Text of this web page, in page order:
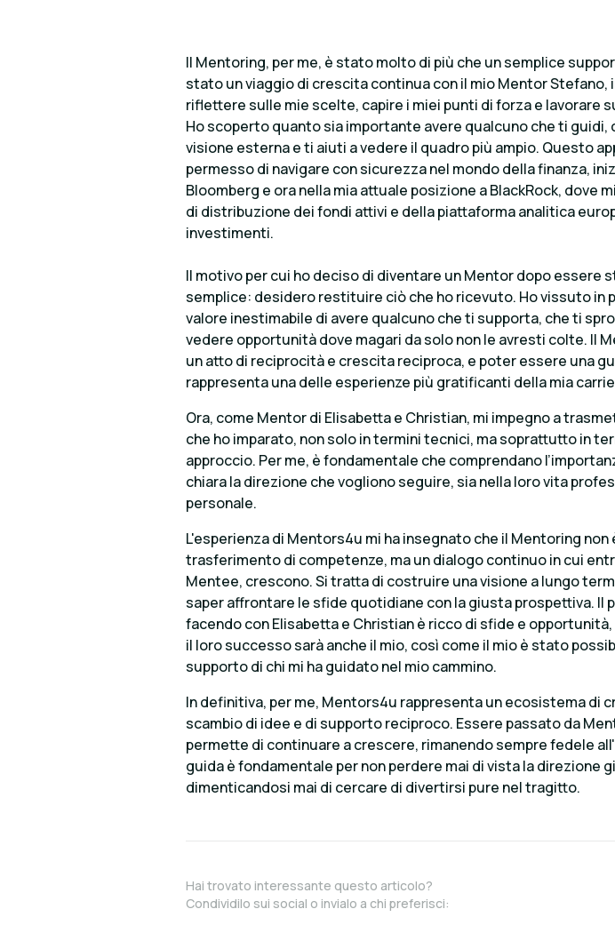
Il Mentoring, per me, è stato molto di più che un semplice
stato un viaggio di crescita continua con il mio Mentor Stefano,
riflettere sulle mie scelte, capire i miei punti di forza e lavorare
Ho scoperto quanto sia importante avere qualcuno che ti guidi,
visione esterna e ti aiuti a vedere il quadro più ampio. Questo
permesso di navigare con sicurezza nel mondo della finanza,
Bloomberg e ora nella mia attuale posizione a BlackRock, dove
di distribuzione dei fondi attivi e della piattaforma analitica
investimenti.
Il motivo per cui ho deciso di diventare un Mentor dopo essere
semplice: desidero restituire ciò che ho ricevuto. Ho vissuto in
valore inestimabile di avere qualcuno che ti supporta, che ti
vedere opportunità dove magari da solo non le avresti colte. Il
un atto di reciprocità e crescita reciproca, e poter essere una
rappresenta una delle esperienze più gratificanti della mia
Ora, come Mentor di Elisabetta e Christian, mi impegno a
che ho imparato, non solo in termini tecnici, ma soprattutto in
approccio. Per me, è fondamentale che comprendano
chiara la direzione che vogliono seguire, sia nella loro vita
personale.
L'esperienza di Mentors4u mi ha insegnato che il Mentoring non
trasferimento di competenze, ma un dialogo continuo in cui
Mentee, crescono. Si tratta di costruire una visione a lungo
saper affrontare le sfide quotidiane con la giusta prospettiva. Il
facendo con Elisabetta e Christian è ricco di sfide e
il loro successo sarà anche il mio, così come il mio è stato
supporto di chi mi ha guidato nel mio cammino.
In definitiva, per me, Mentors4u rappresenta un ecosistema di
scambio di idee e di supporto reciproco. Essere passato da
permette di continuare a crescere, rimanendo sempre fedele
guida è fondamentale per non perdere mai di vista la direzione
dimenticandosi mai di cercare di divertirsi pure nel tragitto.
Hai trovato interessante questo articolo?
Condividilo sui social o invialo a chi preferisci: